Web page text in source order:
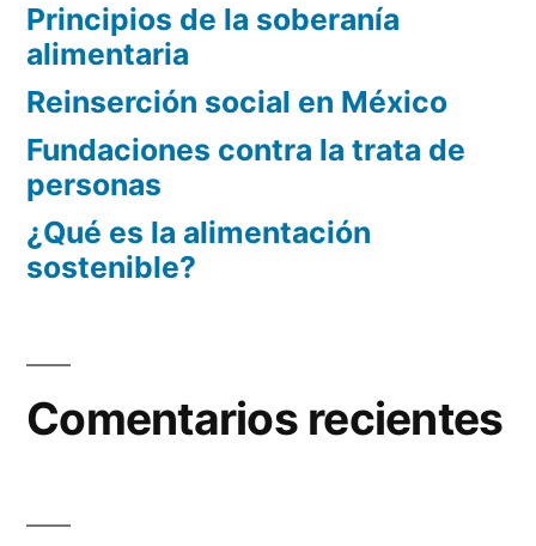
Principios de la soberanía
alimentaria
Reinserción social en México
Fundaciones contra la trata de
personas
¿Qué es la alimentación
sostenible?
Comentarios recientes